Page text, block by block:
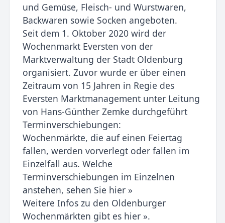
und Gemüse, Fleisch- und Wurstwaren,
Backwaren sowie Socken angeboten.
Seit dem 1. Oktober 2020 wird der
Wochenmarkt Eversten von der
Marktverwaltung der Stadt Oldenburg
organisiert. Zuvor wurde er über einen
Zeitraum von 15 Jahren in Regie des
Eversten Marktmanagement unter Leitung
von Hans-Günther Zemke durchgeführt
Terminverschiebungen:
Wochenmärkte, die auf einen Feiertag
fallen, werden vorverlegt oder fallen im
Einzelfall aus. Welche
Terminverschiebungen im Einzelnen
anstehen, sehen Sie hier »
Weitere Infos zu den Oldenburger
Wochenmärkten gibt es hier ».